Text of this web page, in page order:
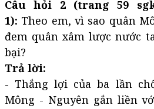
Câu hỏi 2 (trang 59
1): Theo em, vì sao quân
đem quân xâm lược nước
bại?
Trả lời:
- Thắng lợi của ba lần
Mông - Nguyên gắn liền